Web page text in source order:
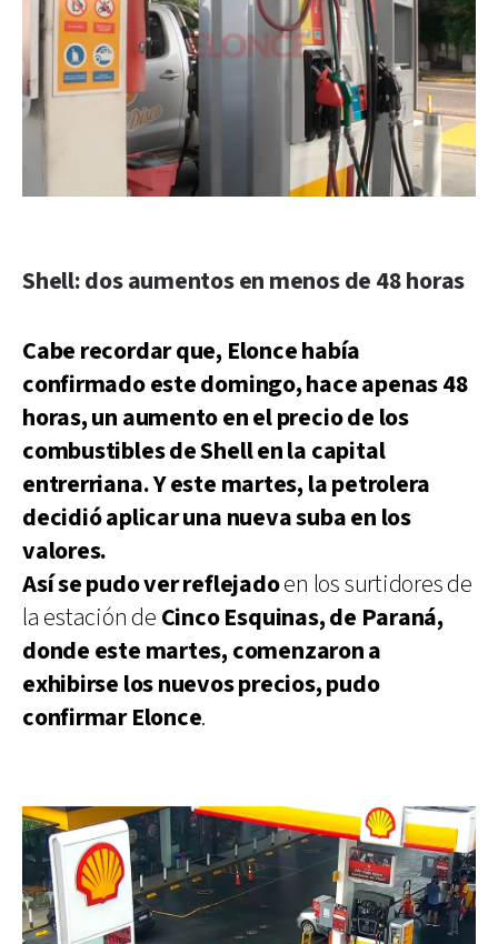
Shell: dos aumentos en menos de 48 horas
Cabe recordar que, Elonce había
confirmado este domingo, hace apenas 48
horas, un aumento en el precio de los
combustibles de Shell en la capital
entrerriana. Y este martes, la petrolera
decidió aplicar una nueva suba en los
valores.
Así se pudo ver reflejadoen los surtidores de
la estación de Cinco Esquinas, de Paraná,
donde este martes, comenzaron a
exhibirse los nuevos precios, pudo
confirmar Elonce.